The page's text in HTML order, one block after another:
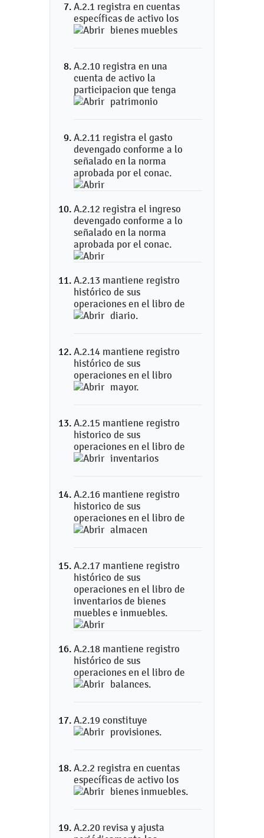
A.2.1 registra en cuentas
específicas de activo los
bienes muebles
A.2.10 registra en una
cuenta de activo la
participacion que tenga
patrimonio
A.2.11 registra el gasto
devengado conforme a lo
señalado en la norma
aprobada por el conac.
A.2.12 registra el ingreso
devengado conforme a lo
señalado en la norma
aprobada por el conac.
A.2.13 mantiene registro
histórico de sus
operaciones en el libro de
diario.
A.2.14 mantiene registro
histórico de sus
operaciones en el libro
mayor.
A.2.15 mantiene registro
historico de sus
operaciones en el libro de
inventarios
A.2.16 mantiene registro
historico de sus
operaciones en el libro de
almacen
A.2.17 mantiene registro
histórico de sus
operaciones en el libro de
inventarios de bienes
muebles e inmuebles.
A.2.18 mantiene registro
histórico de sus
operaciones en el libro de
balances.
A.2.19 constituye
provisiones.
A.2.2 registra en cuentas
específicas de activo los
bienes inmuebles.
A.2.20 revisa y ajusta